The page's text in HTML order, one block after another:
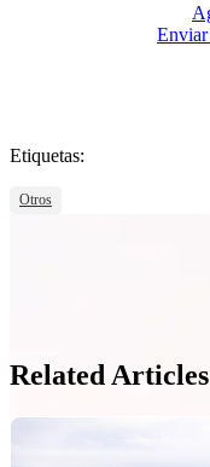
Etiquetas:
Otros
Related Articles